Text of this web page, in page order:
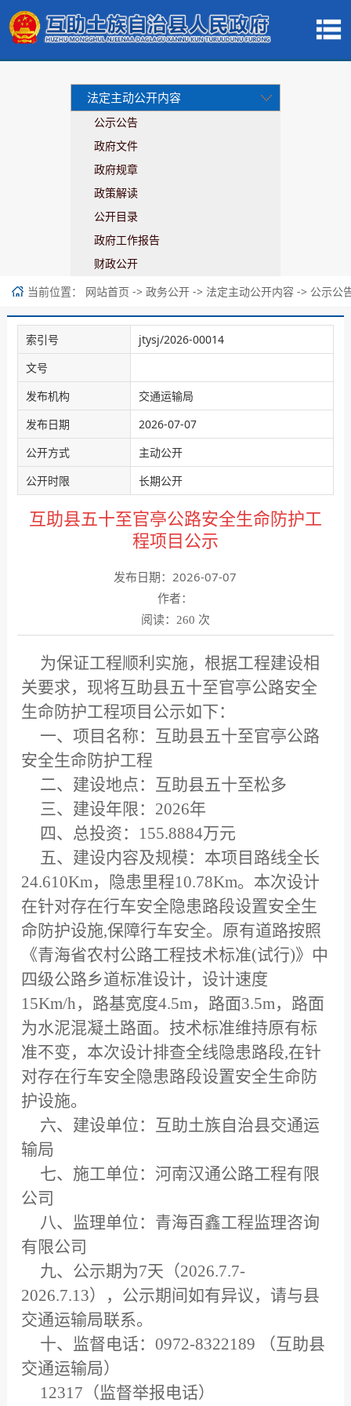
法定主动公开内容
公示公告
政府文件
政府规章
政策解读
公开目录
政府工作报告
财政公开
当前位置： 网站首页 -> 政务公开 -> 法定主动公开内容 -> 公示公
索引号
jtysj/2026-00014
文号
发布机构
交通运输局
发布日期
2026-07-07
公开方式
主动公开
公开时限
长期公开
互助县五十至官亭公路安全生命防护工
程项目公示
发布日期：2026-07-07
作者：
阅读：
260 次
为保证工程顺利实施，根据工程建设相
关要求，现将互助县五十至官亭公路安全
生命防护工程项目公示如下：
一、项目名称：互助县五十至官亭公路
安全生命防护工程
二、建设地点：互助县五十至松多
三、建设年限：2026年
四、总投资：155.8884万元
五、建设内容及规模：本项目路线全长
24.610Km，隐患里程10.78Km。本次设计
在针对存在行车安全隐患路段设置安全生
命防护设施,保障行车安全。原有道路按照
《青海省农村公路工程技术标准(试行)》中
四级公路乡道标准设计，设计速度
15Km/h，路基宽度4.5m，路面3.5m，路面
为水泥混凝土路面。技术标准维持原有标
准不变，本次设计排查全线隐患路段,在针
对存在行车安全隐患路段设置安全生命防
护设施。
六、建设单位：互助土族自治县交通运
输局
七、施工单位：河南汉通公路工程有限
公司
八、监理单位：青海百鑫工程监理咨询
有限公司
九、公示期为7天（2026.7.7-
2026.7.13），公示期间如有异议，请与县
交通运输局联系。
十、监督电话：0972-8322189 （互助县
交通运输局）
12317（监督举报电话）